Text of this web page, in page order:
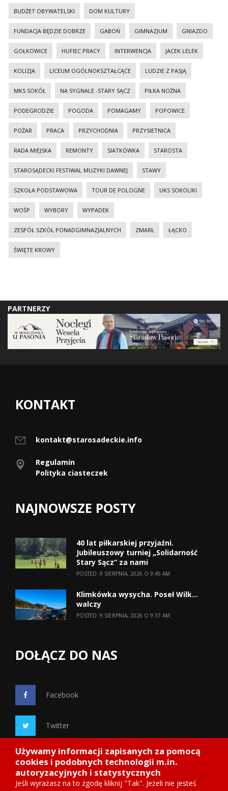
BUDŻET OBYWATELSKI DOM KULTURY
FUNDACJA BĘDZIE DOBRZE GABOŃ GIMNAZJUM GNIAZDO
GOŁKOWICE HUFIEC PRACY INTERWENCJA JACEK LELEK
KOLIZJA LICEUM OGÓLNOKSZTAŁCĄCE LUDZIE Z PASJĄ
MKS SOKÓŁ NA SYGNALE -STARY SĄCZ PIŁKA NOŻNA
PODEGRODZIE POGODA POMAGAMY POPOWICE
POŻAR PRACA PRZYCHODNIA PRZYSIETNICA
RADA MIEJSKA REMONTY SIATKÓWKA STAROSTA
STAROSĄDECKI FESTIWAL MUZYKI DAWNEJ STAWY
SZKOŁA PODSTAWOWA TOUR DE POLOGNE UKS SOKOLIKI
WOŚP WYBORY WYPADEK
ZESPÓŁ SZKÓŁ PONADGIMNAZJALNYCH ZMARŁ ŁĄCKO
ŚWIĘTE KROWY
PARTNERZY
KONTAKT
kontakt@starosadeckie.info
Regulamin
Polityka ciasteczek
NAJNOWSZE POSTY
40 lat piłkarskiej przyjaźni.
Jubileuszowy turniej „Solidarność
Stary Sącz” za nami
POSTED: 9 SIERPNIA, 2026 O 9:45 AM
Klimkówka wysycha. Poseł Wilk…
walczy
POSTED: 9 SIERPNIA, 2026 O 9:37 AM
DOŁĄCZ DO NAS
Facebook
Twitter
Google+
Używamy informacji zapisanych za pomocą
cookies i podobnych technologii m.in.
autoryzacyjnych i statystycznych
Jeśli wyrażasz na to zgodę kliknij "Tak". Jeżeli nie jesteś